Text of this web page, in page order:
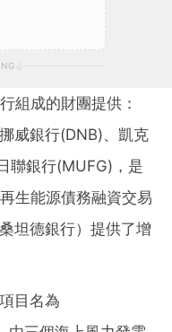
組成的財團提供：
威銀行(DNB)、凱克
聯銀行(MUFG)，是
生能源債務融資交易
坦德銀行）提供了增
目名為